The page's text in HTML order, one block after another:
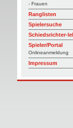
- Frauen
Ranglisten
Spielersuche
Schiedsrichter-
Spieler/Portal
Onlineanmeldung
Impressum